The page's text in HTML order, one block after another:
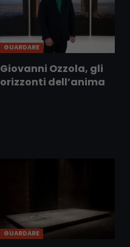
GUARDARE
Giovanni Ozzola, gli
orizzonti dell’anima
GUARDARE